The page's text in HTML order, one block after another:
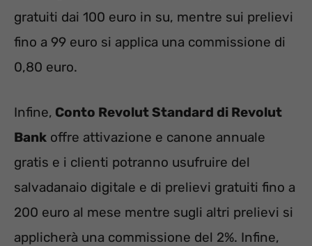
gratuiti dai 100 euro in su, mentre sui prelievi
fino a 99 euro si applica una commissione di
0,80 euro.
Infine, Conto Revolut Standard di Revolut
Bank offre attivazione e canone annuale
gratis e i clienti potranno usufruire del
salvadanaio digitale e di prelievi gratuiti fino a
200 euro al mese mentre sugli altri prelievi si
applicherà una commissione del 2%. Infine,